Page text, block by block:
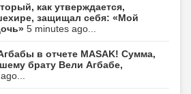
как утверждается,
защищал себя: «Мой
5 minutes ago...
в отчете MASAK! Сумма,
брату Вели Агбабе,